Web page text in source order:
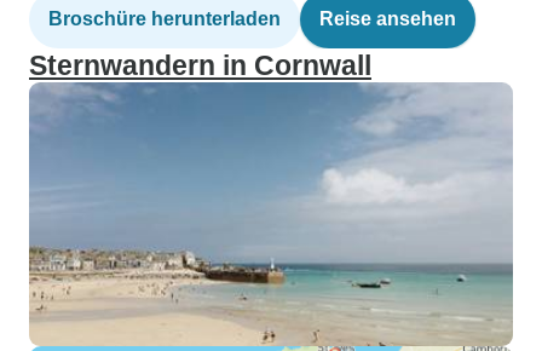
Broschüre herunterladen Reise ansehen
Sternwandern in Cornwall